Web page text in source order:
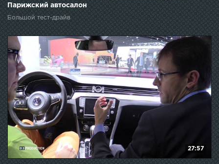
Парижский автосалон
Большой тест-драйв
27:57